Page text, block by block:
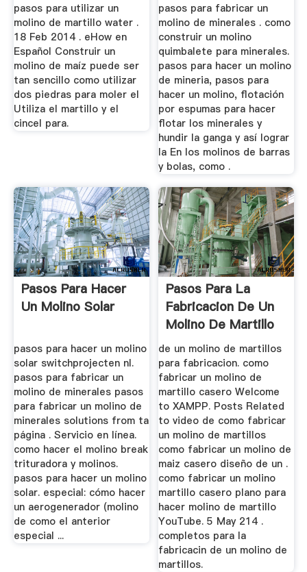
pasos para utilizar un
molino de martillo water .
18 Feb 2014 . eHow en
Español Construir un
molino de maíz puede ser
tan sencillo como utilizar
dos piedras para moler el
Utiliza el martillo y el
cincel para.
pasos para fabricar un
molino de minerales . como
construir un molino
quimbalete para minerales.
pasos para hacer un molino
de mineria, pasos para
hacer un molino, flotación
por espumas para hacer
flotar los minerales y
hundir la ganga y así lograr
la En los molinos de barras
y bolas, como .
Pasos Para Hacer
Un Molino Solar
pasos para hacer un molino
solar switchprojecten nl.
pasos para fabricar un
molino de minerales pasos
para fabricar un molino de
minerales solutions from ta
página . Servicio en línea.
como hacer el molino break
trituradora y molinos.
pasos para hacer un molino
solar. especial: cómo hacer
un aerogenerador (molino
de como el anterior
especial ...
Pasos Para La
Fabricacion De Un
Molino De Martillo
de un molino de martillos
para fabricacion. como
fabricar un molino de
martillo casero Welcome
to XAMPP. Posts Related
to video de como fabricar
un molino de martillos
como fabricar un molino de
maiz casero diseño de un .
como fabricar un molino
martillo casero plano para
hacer molino de martillo
YouTube. 5 May 214 .
completos para la
fabricacin de un molino de
martillos.